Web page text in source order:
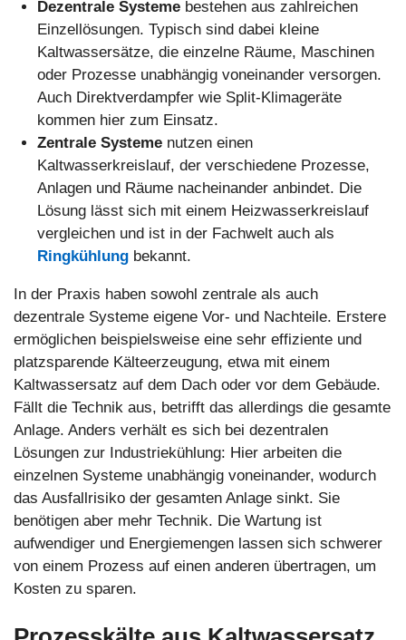
Dezentrale Systemebestehen aus zahlreichen
Einzellösungen. Typisch sind dabei kleine
Kaltwassersätze, die einzelne Räume, Maschinen
oder Prozesse unabhängig voneinander versorgen.
Auch Direktverdampfer wie Split-Klimageräte
kommen hier zum Einsatz.
Zentrale Systemenutzen einen
Kaltwasserkreislauf, der verschiedene Prozesse,
Anlagen und Räume nacheinander anbindet. Die
Lösung lässt sich mit einem Heizwasserkreislauf
vergleichen und ist in der Fachwelt auch als
Ringkühlungbekannt.
In der Praxis haben sowohl zentrale als auch
dezentrale Systeme eigene Vor- und Nachteile. Erstere
ermöglichen beispielsweise eine sehr effiziente und
platzsparende Kälteerzeugung, etwa mit einem
Kaltwassersatz auf dem Dach oder vor dem Gebäude.
Fällt die Technik aus, betrifft das allerdings die gesamte
Anlage. Anders verhält es sich bei dezentralen
Lösungen zur Industriekühlung: Hier arbeiten die
einzelnen Systeme unabhängig voneinander, wodurch
das Ausfallrisiko der gesamten Anlage sinkt. Sie
benötigen aber mehr Technik. Die Wartung ist
aufwendiger und Energiemengen lassen sich schwerer
von einem Prozess auf einen anderen übertragen, um
Kosten zu sparen.